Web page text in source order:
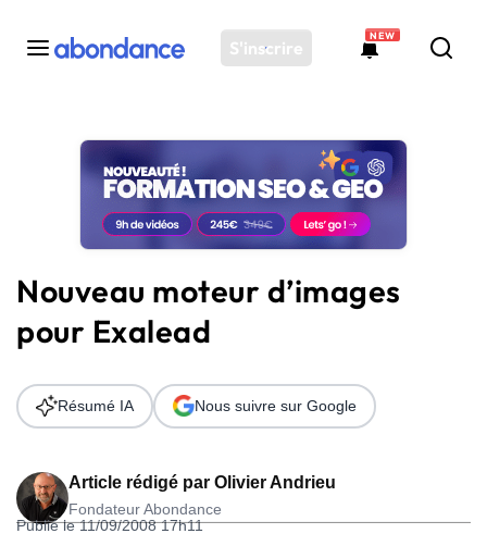
S'inscrire
NEW
Toutes les actus
Actus SEO
Plateforme
Solutions
Ressources
Audit SEO
Nouveau moteur d’images
pour Exalead
Article rédigé par Olivier Andrieu
Fondateur Abondance
Publié le 11/09/2008 17h11
Résumé IA Nous suivre sur Google